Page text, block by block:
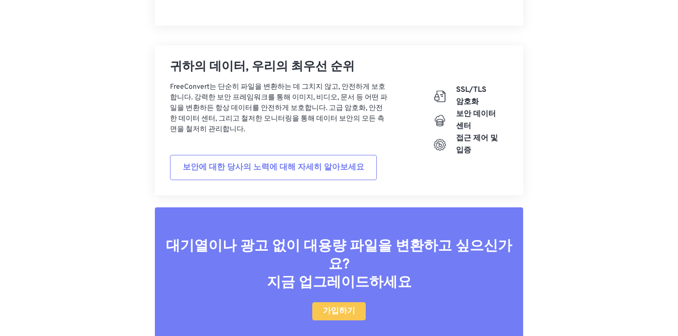
귀하의 데이터, 우리의 최우선 순위
FreeConvert는 단순히 파일을 변환하는 데 그치지 않고, 안전하게 보호
합니다. 강력한 보안 프레임워크를 통해 이미지, 비디오, 문서 등 어떤 파
일을 변환하든 항상 데이터를 안전하게 보호합니다. 고급 암호화, 안전
한 데이터 센터, 그리고 철저한 모니터링을 통해 데이터 보안의 모든 측
면을 철저히 관리합니다.
보안에 대한 당사의 노력에 대해 자세히 알아보세요
SSL/TLS
암호화
보안 데이터
센터
접근 제어 및
입증
대기열이나 광고 없이 대용량 파일을 변환하고 싶으신가
요?
지금 업그레이드하세요
가입하기